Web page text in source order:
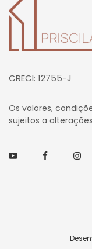
CRECI: 12755-J
Os valores,
sujeitos a
YoutubeFacebook